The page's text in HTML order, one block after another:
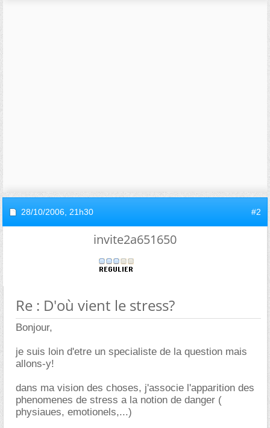
28/10/2006, 21h30 #2
invite2a651650
Re : D'où vient le stress?
Bonjour,
je suis loin d'etre un specialiste de la question mais
allons-y!
dans ma vision des choses, j'associe l'apparition des
phenomenes de stress a la notion de danger (
physiaues, emotionels,...)